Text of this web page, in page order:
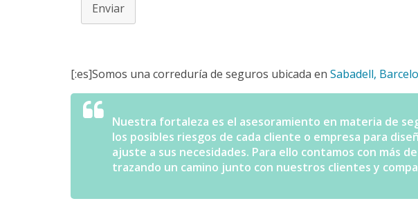
Enviar
[:es]Somos una correduría de seguros ubicada en Sabadell,
Nuestra fortaleza es el asesoramiento en materia de
los posibles riesgos de cada cliente o empresa para
ajuste a sus necesidades. Para ello contamos con más
trazando un camino junto con nuestros clientes y